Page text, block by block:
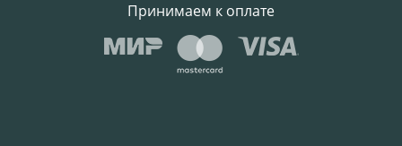
Принимаем к оплате